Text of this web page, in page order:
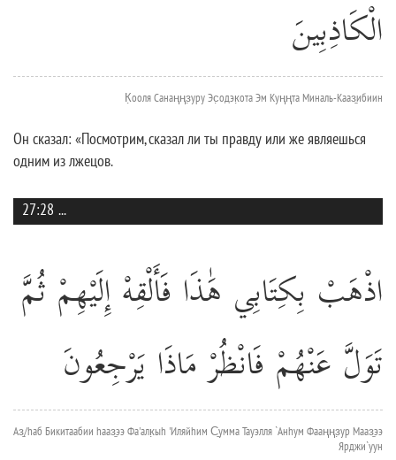
الْكَاذِبِينَ
К̣ооля Санаңңз̣уру Эс̣одэк̣ота Эм Куңңта Миналь-Кааз̱ибиин
Он сказал: «Посмотрим, сказал ли ты правду или же являешься
одним из лжецов.
27:28 ...
اذْهَبْ بِكِتَابِي هَٰذَا فَأَلْقِهْ إِلَيْهِمْ ثُمَّ
تَوَلَّ عَنْهُمْ فَانْظُرْ مَاذَا يَرْجِعُونَ
Аз̱/hаб Бикитаабии hааз̱ээ Фа'алк̣ыh 'Иляйhим С̱умма Тауэлля `Анhум Фааңңз̣ур Мааз̱ээ
Ярджи`уун